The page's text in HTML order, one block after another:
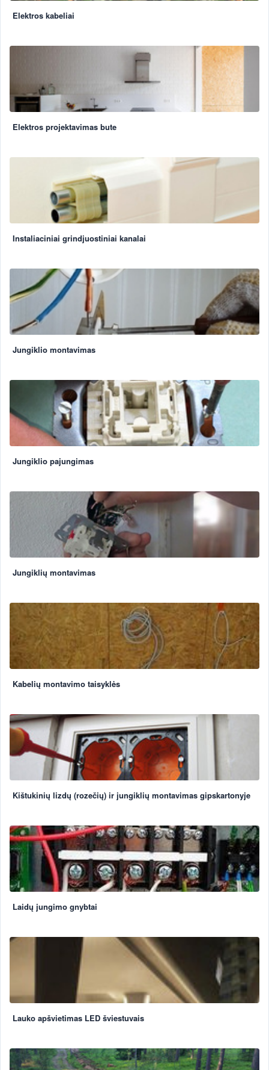
Elektros kabeliai
Elektros projektavimas bute
Instaliaciniai grindjuostiniai kanalai
Jungiklio montavimas
Jungiklio pajungimas
Jungiklių montavimas
Kabelių montavimo taisyklės
Kištukinių lizdų (rozečių) ir jungiklių montavimas gipskartonyje
Laidų jungimo gnybtai
Lauko apšvietimas LED šviestuvais